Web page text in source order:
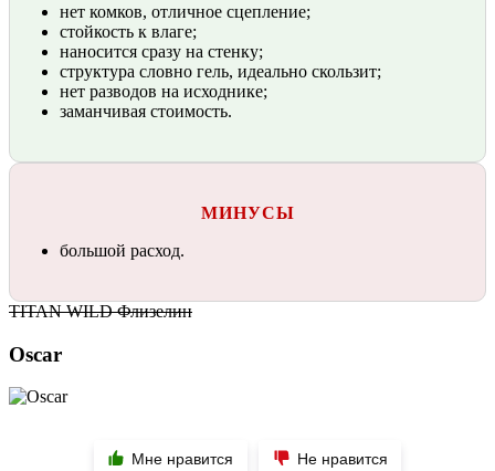
нет комков, отличное сцепление;
стойкость к влаге;
наносится сразу на стенку;
структура словно гель, идеально скользит;
нет разводов на исходнике;
заманчивая стоимость.
МИНУСЫ
большой расход.
TITAN WILD Флизелин
Oscar
Мне нравится Не нравится